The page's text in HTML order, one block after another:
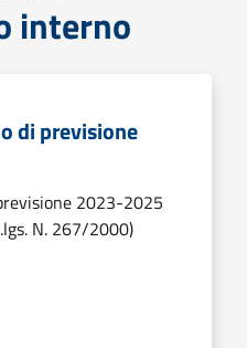
interno
di previsione
2023-2025
N. 267/2000)